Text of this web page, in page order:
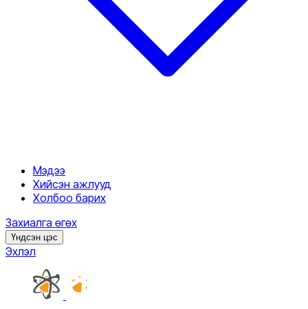
Мэдээ
Хийсэн ажлууд
Холбоо барих
Захиалга өгөх
Үндсэн цэс
Эхлэл